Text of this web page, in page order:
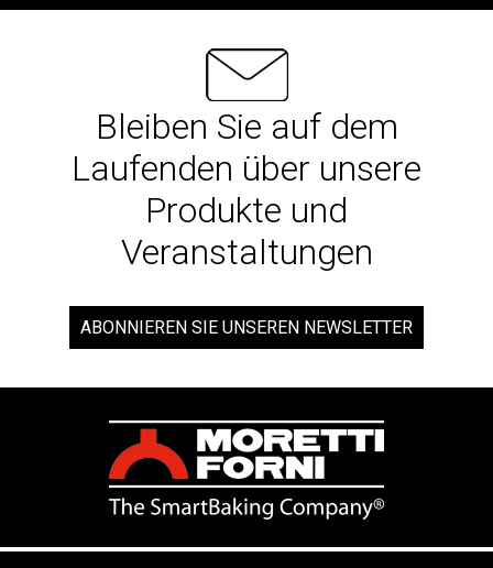
Bleiben Sie auf dem
Laufenden über unsere
Produkte und
Veranstaltungen
ABONNIEREN SIE UNSEREN NEWSLETTER